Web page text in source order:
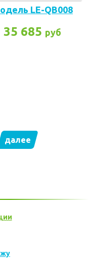
LE-QB008
35 685 руб
далее